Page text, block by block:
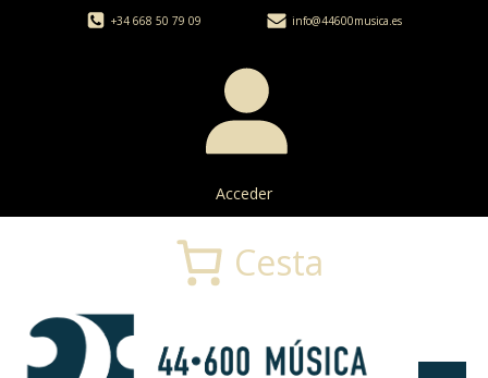
+34 668 50 79 09 info@44600musica.es
Acceder
Cesta